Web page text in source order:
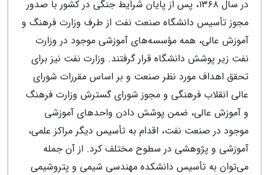
در سال ۱۳۶۸، پس از پایان شرایط جنگی در کشور با صدور
مجوز تأسیس دانشگاه صنعت نفت از طرف وزارت فرهنگ و
آموزش عالی، همه مؤسسه‌های آموزشی موجود در وزارت
نفت زیر پوشش دانشگاه قرار گرفتند. وزارت نفت نیز برای
تحقق اهداف مورد نظر صنعت و بر اساس مقررات شورای
عالی انقلاب فرهنگی و مجوز شورای گسترش وزارت فرهنگ
و آموزش عالی، ضمن پوشش دادن واحدهای آموزشی
موجود در صنعت نفت، اقدام به تأسیس دیگر مراکز علمی،
آموزشی و پژوهشی در سطوح مختلف کرد. از آن جمله
می‌توان به تأسیس دانشکده مهندسی شیمی و پتروشیمی